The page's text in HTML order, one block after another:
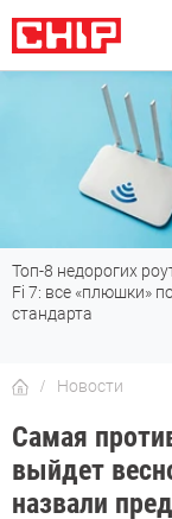
Топ-8 недорогих
Fi 7: все «плюшки»
стандарта
Новости
Самая
выйдет
назвали